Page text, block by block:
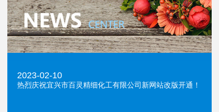
2023-02-10
热烈庆祝宜兴市百灵精细化工有限公司新网站改版开通！